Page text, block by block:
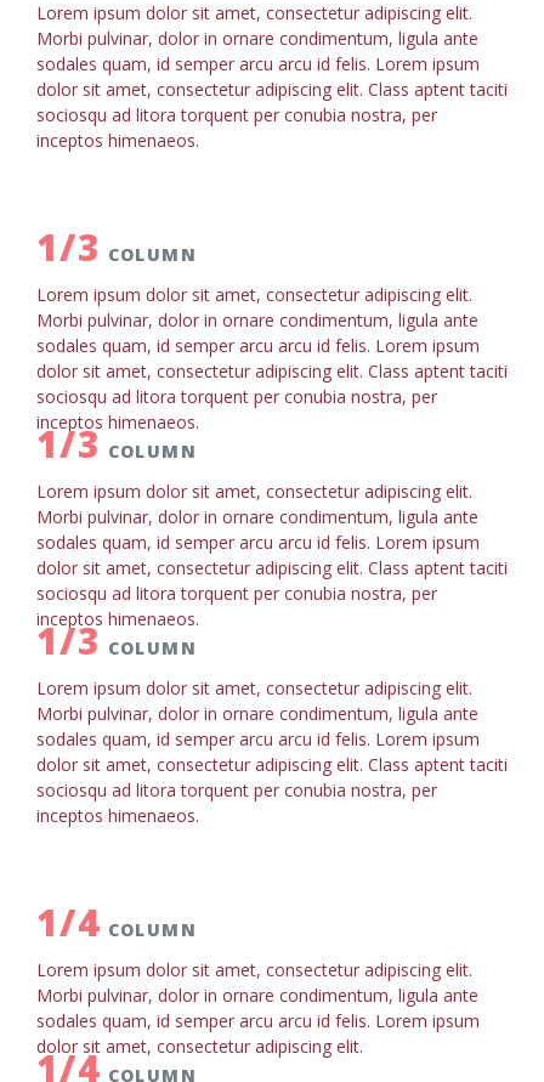
Lorem ipsum dolor sit amet, consectetur adipiscing elit.
Morbi pulvinar, dolor in ornare condimentum, ligula ante
sodales quam, id semper arcu arcu id felis. Lorem ipsum
dolor sit amet, consectetur adipiscing elit. Class aptent taciti
sociosqu ad litora torquent per conubia nostra, per
inceptos himenaeos.
1/3 COLUMN
Lorem ipsum dolor sit amet, consectetur adipiscing elit.
Morbi pulvinar, dolor in ornare condimentum, ligula ante
sodales quam, id semper arcu arcu id felis. Lorem ipsum
dolor sit amet, consectetur adipiscing elit. Class aptent taciti
sociosqu ad litora torquent per conubia nostra, per
inceptos himenaeos.
1/3 COLUMN
Lorem ipsum dolor sit amet, consectetur adipiscing elit.
Morbi pulvinar, dolor in ornare condimentum, ligula ante
sodales quam, id semper arcu arcu id felis. Lorem ipsum
dolor sit amet, consectetur adipiscing elit. Class aptent taciti
sociosqu ad litora torquent per conubia nostra, per
inceptos himenaeos.
1/3 COLUMN
Lorem ipsum dolor sit amet, consectetur adipiscing elit.
Morbi pulvinar, dolor in ornare condimentum, ligula ante
sodales quam, id semper arcu arcu id felis. Lorem ipsum
dolor sit amet, consectetur adipiscing elit. Class aptent taciti
sociosqu ad litora torquent per conubia nostra, per
inceptos himenaeos.
1/4 COLUMN
Lorem ipsum dolor sit amet, consectetur adipiscing elit.
Morbi pulvinar, dolor in ornare condimentum, ligula ante
sodales quam, id semper arcu arcu id felis. Lorem ipsum
dolor sit amet, consectetur adipiscing elit.
1/4 COLUMN